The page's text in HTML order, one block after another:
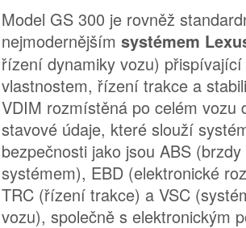
Model GS 300 je rovněž
nejmodernějším systémem
řízení dynamiky vozu)
vlastnostem, řízení trakce a
VDIM rozmístěná po celém vozu
stavové údaje, které slouží
bezpečnosti jako jsou ABS
systémem), EBD (elektronické
TRC (řízení trakce) a VSC
vozu), společně s elektronickým